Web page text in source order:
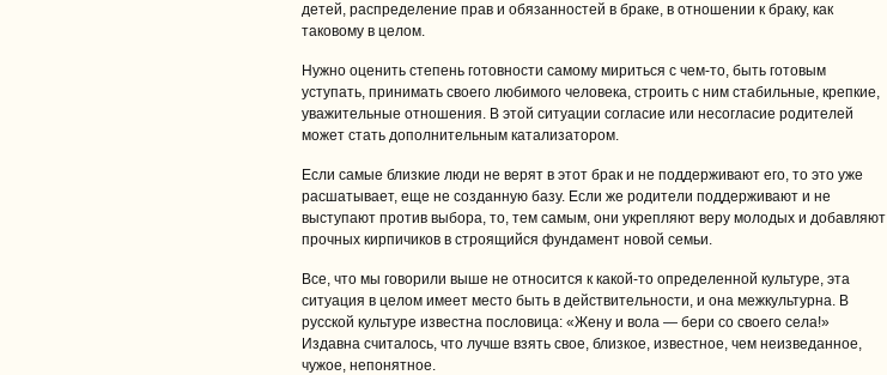
детей, распределение прав и обязанностей в браке, в отношении к браку, как
таковому в целом.
Нужно оценить степень готовности самому мириться с чем-то, быть готовым
уступать, принимать своего любимого человека, строить с ним стабильные, крепкие,
уважительные отношения. В этой ситуации согласие или несогласие родителей
может стать дополнительным катализатором.
Если самые близкие люди не верят в этот брак и не поддерживают его, то это уже
расшатывает, еще не созданную базу. Если же родители поддерживают и не
выступают против выбора, то, тем самым, они укрепляют веру молодых и добавляют
прочных кирпичиков в строящийся фундамент новой семьи.
Все, что мы говорили выше не относится к какой-то определенной культуре, эта
ситуация в целом имеет место быть в действительности, и она межкультурна. В
русской культуре известна пословица: «Жену и вола — бери со своего села!»
Издавна считалось, что лучше взять свое, близкое, известное, чем неизведанное,
чужое, непонятное.